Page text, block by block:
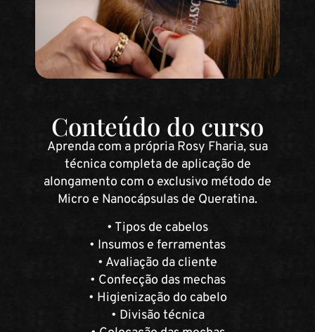
Conteúdo do curso
Aprenda com a própria Rosy Fharia, sua
técnica completa de aplicação de
alongamento com o exclusivo método de
Micro e Nanocápsulas de Queratina.
• Tipos de cabelos
• Insumos e ferramentas
• Avaliação da cliente
• Confecção das mechas
• Higienização do cabelo
• Divisão técnica